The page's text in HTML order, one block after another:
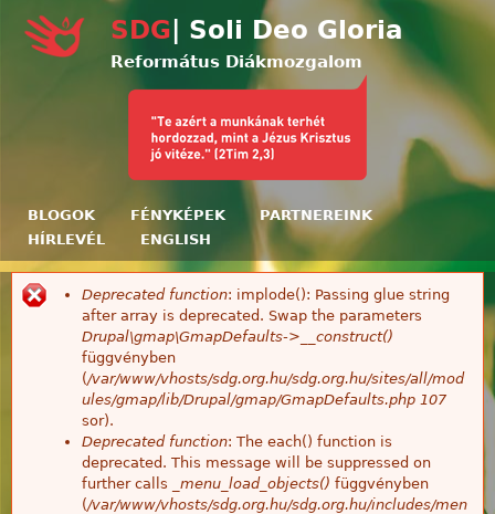
Ugrás a tartalomra
SDG | Soli Deo Gloria
Református Diákmozgalom
BLOGOK FÉNYKÉPEK
PARTNEREINK
HÍRLEVÉL
ENGLISH
Hibaüzenet
Deprecated function: implode(): Passing glue string
after array is deprecated. Swap the parameters
Drupal\gmap\GmapDefaults->__construct()
függvényben
(/var/www/vhosts/sdg.org.hu/sdg.org.hu/sites/all/mod
ules/gmap/lib/Drupal/gmap/GmapDefaults.php 107
sor).
Deprecated function: The each() function is
deprecated. This message will be suppressed on
further calls
_menu_load_objects() függvényben
(/var/www/vhosts/sdg.org.hu/sdg.org.hu/includes/men